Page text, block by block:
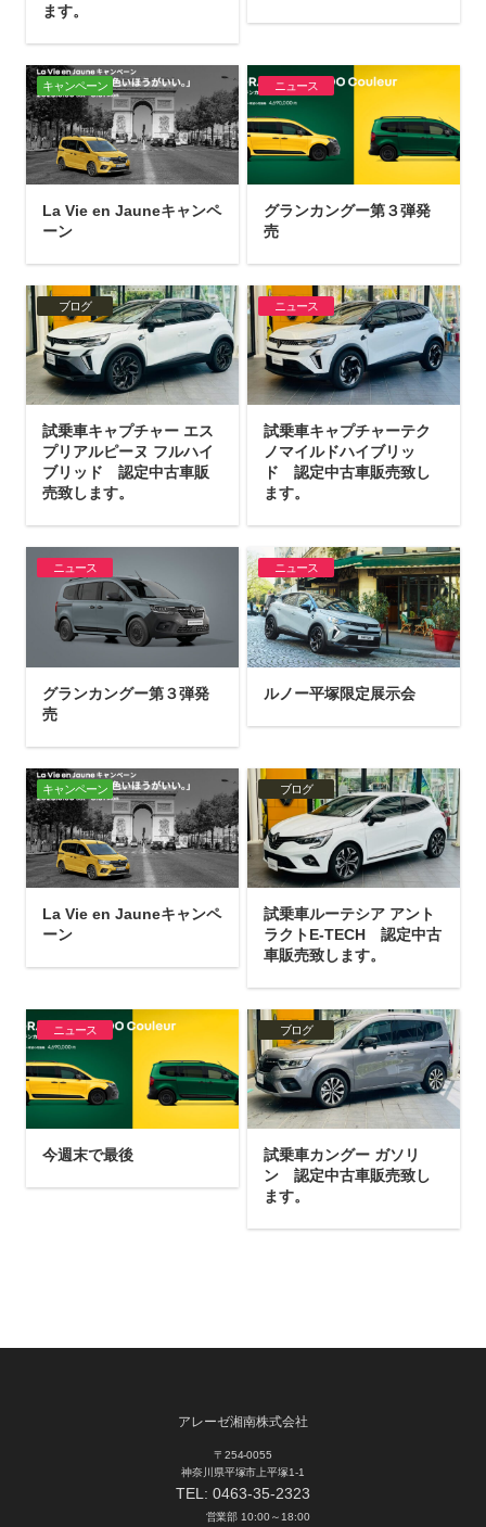
ます。
キャンペーン
La Vie en Jauneキャンペ
ーン
ニュース
グランカングー第３弾発
売
ブログ
試乗車キャプチャー エス
プリアルピーヌ フルハイ
ブリッド 認定中古車販
売致します。
ニュース
試乗車キャプチャーテク
ノマイルドハイブリッ
ド 認定中古車販売致し
ます。
ニュース
グランカングー第３弾発
売
ニュース
ルノー平塚限定展示会
キャンペーン
La Vie en Jauneキャンペ
ーン
ブログ
試乗車ルーテシア アント
ラクトE-TECH 認定中古
車販売致します。
ニュース
今週末で最後
ブログ
試乗車カングー ガソリ
ン 認定中古車販売致し
ます。
アレーゼ湘南株式会社
〒254-0055
神奈川県平塚市上平塚1-1
TEL:0463-35-2323
営業部 10:00～18:00